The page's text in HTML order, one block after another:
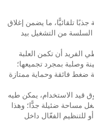
تلقائيًّا، ما يضمن إغلاق
السلسة من التشغيل بيد
الفريد أن تكمن العلبة
وصلبة بمجرد تجميعها؛
ضغط فائقة وحماية ممتازة
قيد الاستخدام، يمكن طيه
مساحة ضئيلة جدًّا؛ وهذا
للتنظيم الفعّال داخل